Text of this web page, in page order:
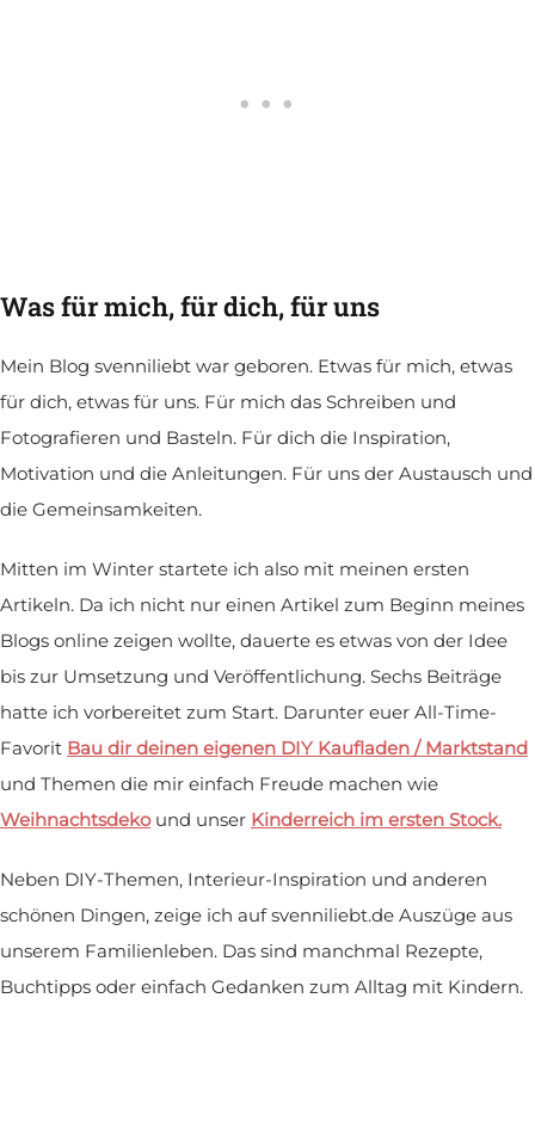
Was für mich, für dich, für uns
Mein Blog svenniliebt war geboren. Etwas für mich, etwas
für dich, etwas für uns. Für mich das Schreiben und
Fotografieren und Basteln. Für dich die Inspiration,
Motivation und die Anleitungen. Für uns der Austausch und
die Gemeinsamkeiten.
Mitten im Winter startete ich also mit meinen ersten
Artikeln. Da ich nicht nur einen Artikel zum Beginn meines
Blogs online zeigen wollte, dauerte es etwas von der Idee
bis zur Umsetzung und Veröffentlichung. Sechs Beiträge
hatte ich vorbereitet zum Start. Darunter euer All-Time-
Favorit Bau dir deinen eigenen DIY Kaufladen / Marktstand
und Themen die mir einfach Freude machen wie
Weihnachtsdekound unser Kinderreich im ersten Stock.
Neben DIY-Themen, Interieur-Inspiration und anderen
schönen Dingen, zeige ich auf svenniliebt.de Auszüge aus
unserem Familienleben. Das sind manchmal Rezepte,
Buchtipps oder einfach Gedanken zum Alltag mit Kindern.